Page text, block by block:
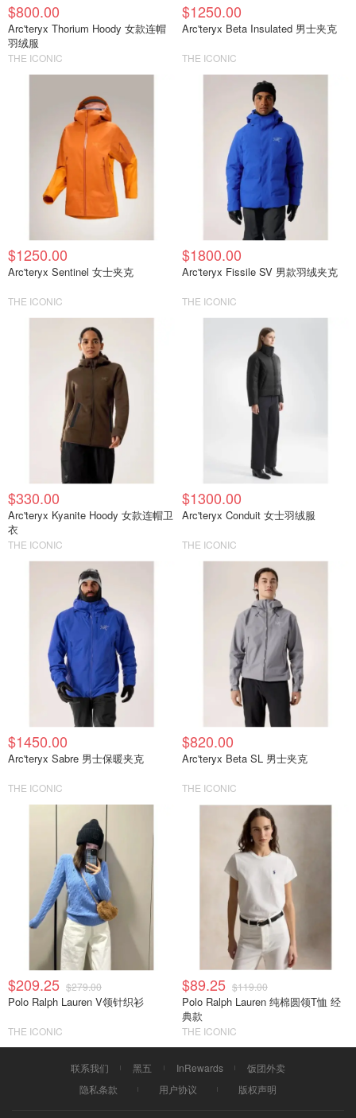
$800.00
Arc'teryx Thorium Hoody 女款连帽
羽绒服
THE ICONIC
$1250.00
Arc'teryx Beta Insulated 男士夹克
THE ICONIC
$1250.00
Arc'teryx Sentinel 女士夹克
THE ICONIC
$1800.00
Arc'teryx Fissile SV 男款羽绒夹克
THE ICONIC
$330.00
Arc'teryx Kyanite Hoody 女款连帽卫
衣
THE ICONIC
$1300.00
Arc'teryx Conduit 女士羽绒服
THE ICONIC
$1450.00
Arc'teryx Sabre 男士保暖夹克
THE ICONIC
$820.00
Arc'teryx Beta SL 男士夹克
THE ICONIC
$209.25 $279.00
Polo Ralph Lauren V领针织衫
THE ICONIC
$89.25 $119.00
Polo Ralph Lauren 纯棉圆领T恤 经
典款
THE ICONIC
联系我们 黑五 InRewards
饭团外卖
隐私条款
用户协议 版权声明